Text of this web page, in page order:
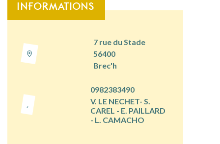
INFORMATIONS
7 rue du Stade
56400
Brec'h
0982383490
V. LE NECHET- S.
CAREL - E. PAILLARD
- L. CAMACHO